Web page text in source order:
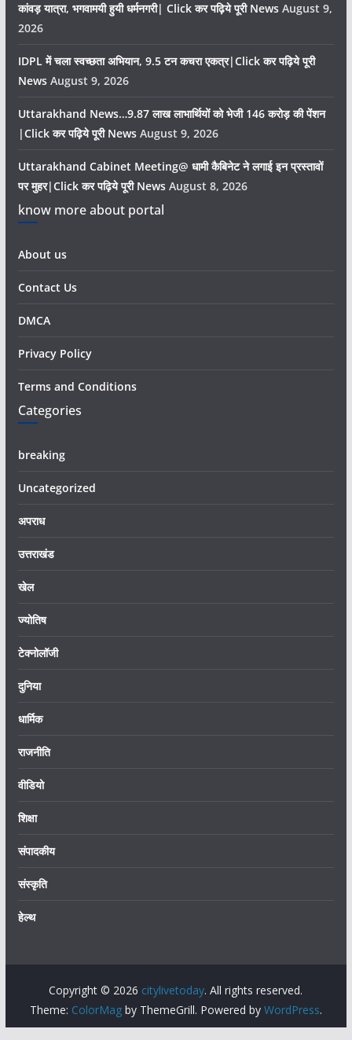
कांवड़ यात्रा, भगवामयी हुयी धर्मनगरी| Click कर पढ़िये पूरी News August 9,
2026
IDPL में चला स्वच्छता अभियान, 9.5 टन कचरा एकत्र|Click कर पढ़िये पूरी
News August 9, 2026
Uttarakhand News…9.87 लाख लाभार्थियों को भेजी 146 करोड़ की पेंशन
|Click कर पढ़िये पूरी News August 9, 2026
Uttarakhand Cabinet Meeting@ धामी कैबिनेट ने लगाई इन प्रस्तावों
पर मुहर|Click कर पढ़िये पूरी News August 8, 2026
know more about portal
About us
Contact Us
DMCA
Privacy Policy
Terms and Conditions
Categories
breaking
Uncategorized
अपराध
उत्तराखंड
खेल
ज्योतिष
टेक्नोलॉजी
दुनिया
धार्मिक
राजनीति
वीडियो
शिक्षा
संपादकीय
संस्कृति
हेल्थ
Copyright © 2026 citylivetoday. All rights reserved.
Theme: ColorMagby ThemeGrill. Powered by WordPress.